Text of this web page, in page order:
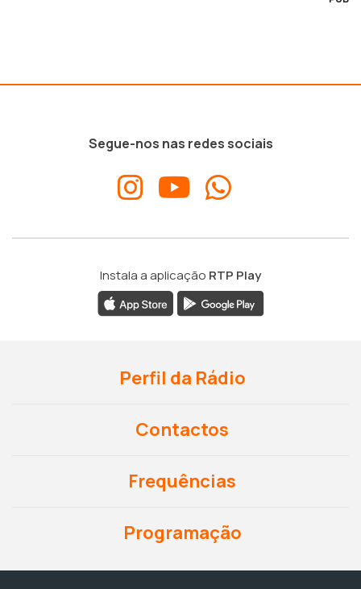
Segue-nos nas redes sociais
Instala a aplicação RTP Play
Perfil da Rádio
Contactos
Frequências
Programação